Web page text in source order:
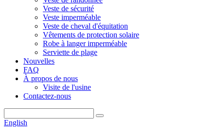
Veste de sécurité
Veste imperméable
Veste de cheval d'équitation
Vêtements de protection solaire
Robe à langer imperméable
Serviette de plage
Nouvelles
FAQ
À propos de nous
Visite de l'usine
Contactez-nous
English